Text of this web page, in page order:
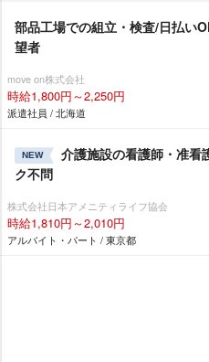
部品工場での組立・検査/日払い
望者
move on株式会社
時給1,800円～2,250円
派遣社員 / 北海道
NEW
介護施設の看護師・准看
ク不問
株式会社日本アメニティライフ協会
時給1,810円～2,010円
アルバイト・パート / 東京都